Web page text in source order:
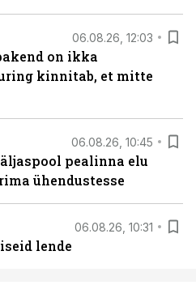
06.08.26, 12:03
on ikka
kinnitab, et mitte
06.08.26, 10:45
pealinna elu
ühendustesse
06.08.26, 10:31
lende